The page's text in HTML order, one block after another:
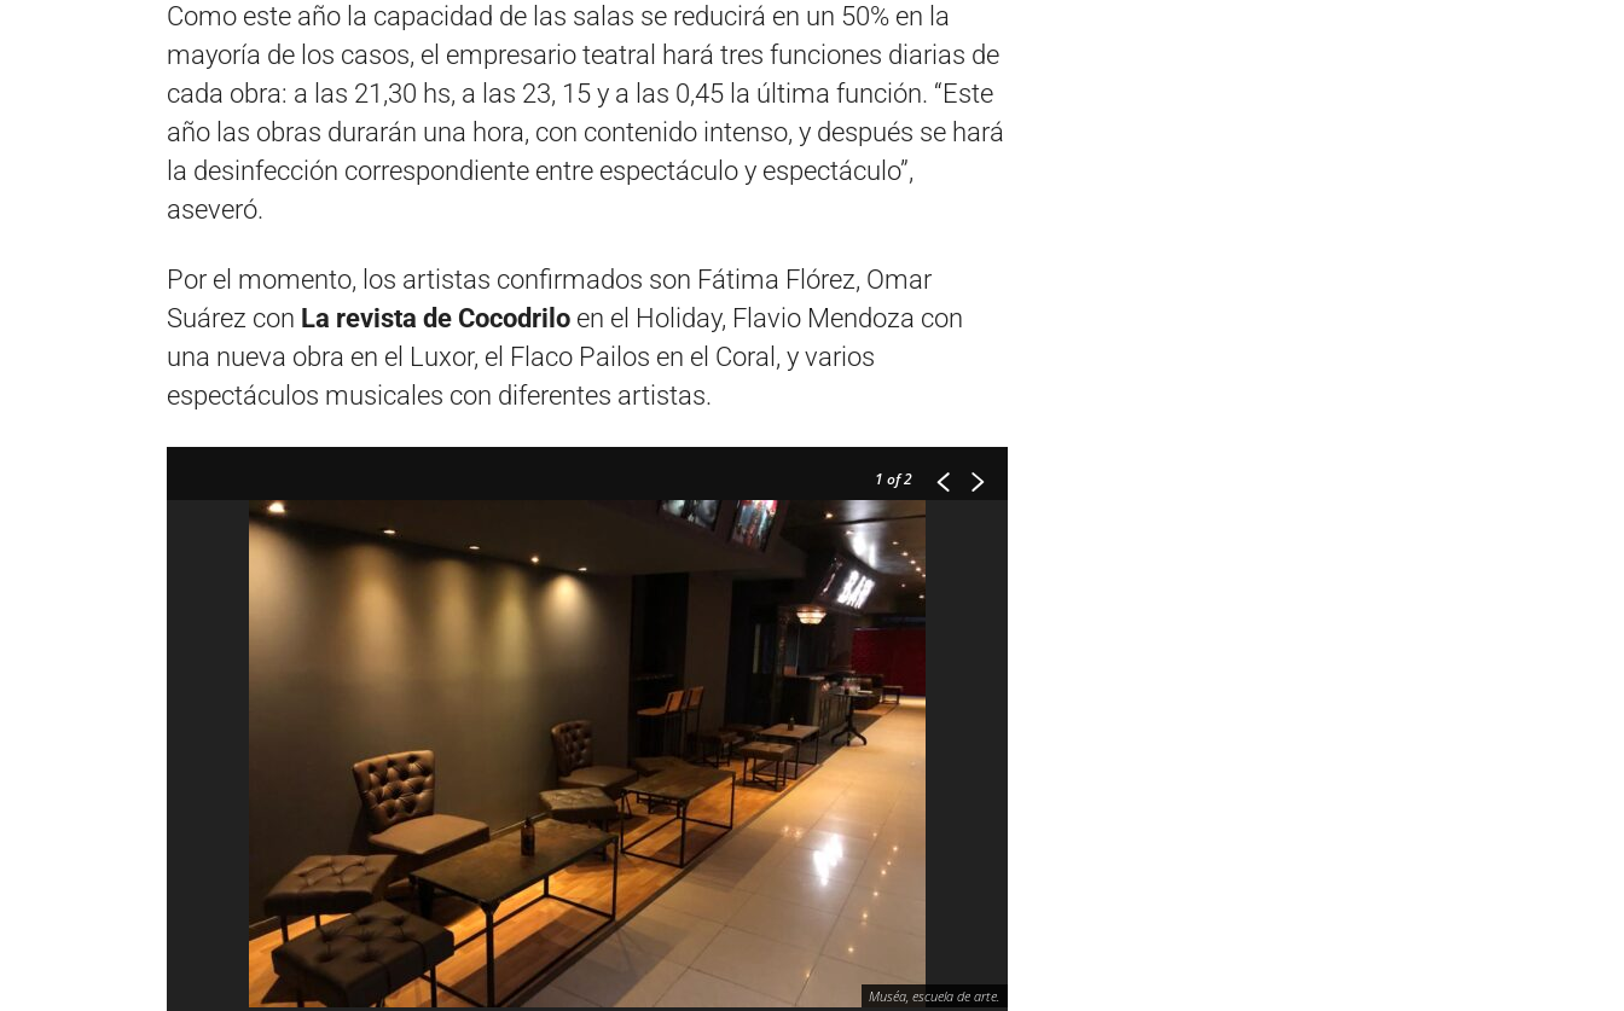
Como este año la capacidad de las salas se reducirá en un 50% en la
mayoría de los casos, el empresario teatral hará tres funciones diarias de
cada obra: a las 21,30 hs, a las 23, 15 y a las 0,45 la última función. “Este
año las obras durarán una hora, con contenido intenso, y después se hará
la desinfección correspondiente entre espectáculo y espectáculo”,
aseveró.
Por el momento, los artistas confirmados son Fátima Flórez, Omar
Suárez con La revista de Cocodrilo en el Holiday, Flavio Mendoza con
una nueva obra en el Luxor, el Flaco Pailos en el Coral, y varios
espectáculos musicales con diferentes artistas.
1 of 2
Muséa, escuela de arte.